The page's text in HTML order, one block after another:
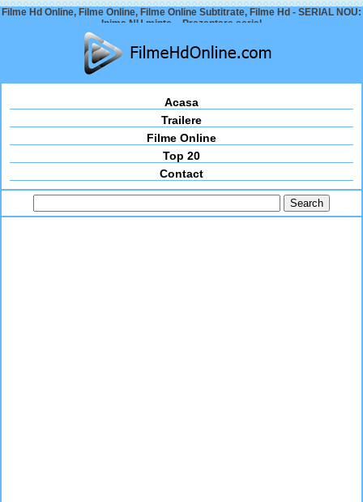
Filme Hd Online, Filme Online, Filme Online Subtitrate, Filme Hd - SERIAL NOU:
Inima NU minte – Prezentare serial
Acasa
Trailere
Filme Online
Top 20
Contact